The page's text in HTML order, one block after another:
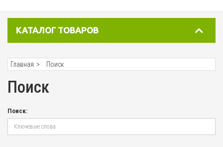
КАТАЛОГ ТОВАРОВ
Главная Поиск
Поиск
Поиск: